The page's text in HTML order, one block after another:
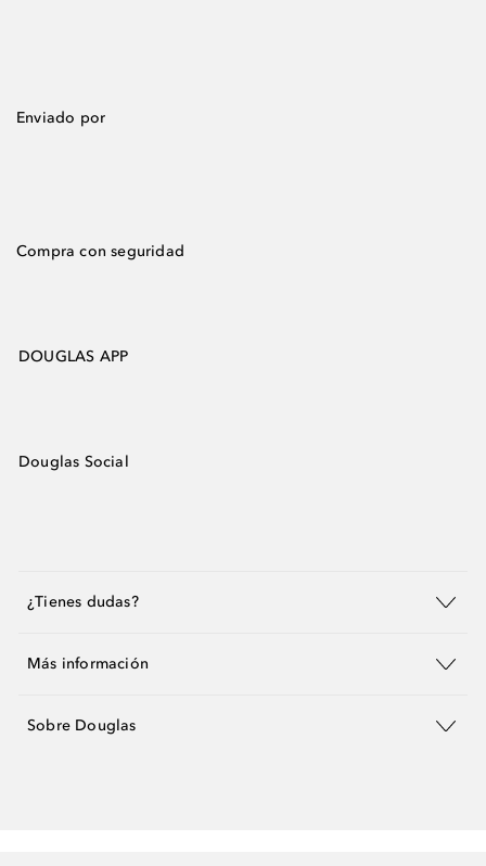
Enviado por
Compra con seguridad
DOUGLAS APP
Douglas Social
¿Tienes dudas?
Más información
Sobre Douglas